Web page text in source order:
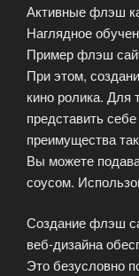
Активные флэш
Наглядное
Пример флэш
При этом,
кино ролика. Для
представить
преимущества
Вы можете
соусом.
Создание флэш
веб-дизайна
Это безусловно